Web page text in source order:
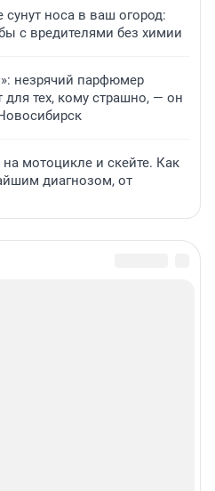
носа в ваш огород:
с вредителями без химии
незрячий парфюмер
тех, кому страшно, — он
на мотоцикле и скейте. Как
диагнозом, от